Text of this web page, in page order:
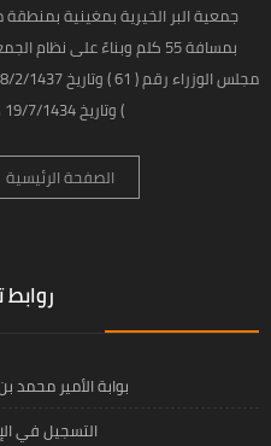
جمعية البر الخيرية بمغينية
بمسافة 55 كلم وبناءً على
) وتاريخ 19/7/1434 هـ صدرت الموافقة
الصفحة الرئيسية
بوابة الأمير محمد
التسجيل في